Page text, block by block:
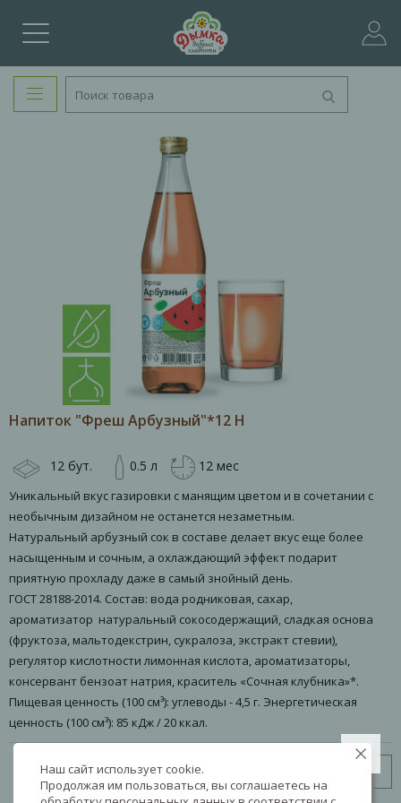
Напиток "Фреш Арбузный"*12 Н
12 бут. 0.5 л 12 мес
Уникальный вкус газировки с манящим цветом и в сочетании с
необычным дизайном не останется незаметным.
Натуральный арбузный сок в составе делает вкус еще более
насыщенным и сочным, а охлаждающий эффект подарит
приятную прохладу даже в самый знойный день.
ГОСТ 28188-2014. Состав: вода родниковая, сахар,
ароматизатор натуральный сокосодержащий, сладкая основа
(фруктоза, мальтодекстрин, сукралоза, экстракт стевии),
регулятор кислотности лимонная кислота, ароматизаторы,
консервант бензоат натрия, краситель «Сочная клубника»*.
Пищевая ценность (100 см³): углеводы - 4,5 г. Энергетическая
ценность (100 см³): 85 кДж / 20 ккал.
Узнать цену
Наш сайт использует cookie.
Продолжая им пользоваться, вы соглашаетесь на